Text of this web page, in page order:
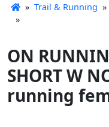
» Trail & Running »
»
ON
SHORT W
running